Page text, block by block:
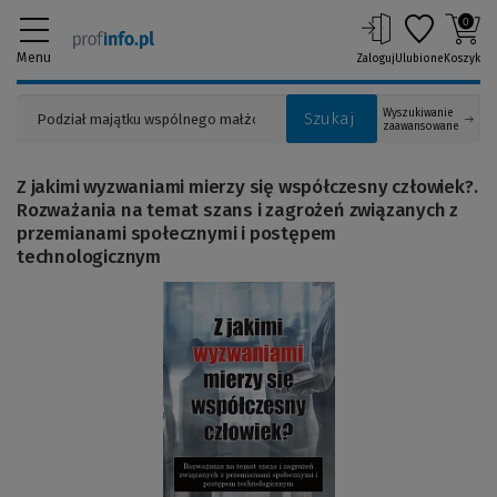
Menu
Szukaj
Wyszukiwanie
zaawansowane
ZalogujUlubione
0
Koszyk
Z jakimi wyzwaniami mierzy się współczesny człowiek?.
Rozważania na temat szans i zagrożeń związanych z
przemianami społecznymi i postępem
technologicznym